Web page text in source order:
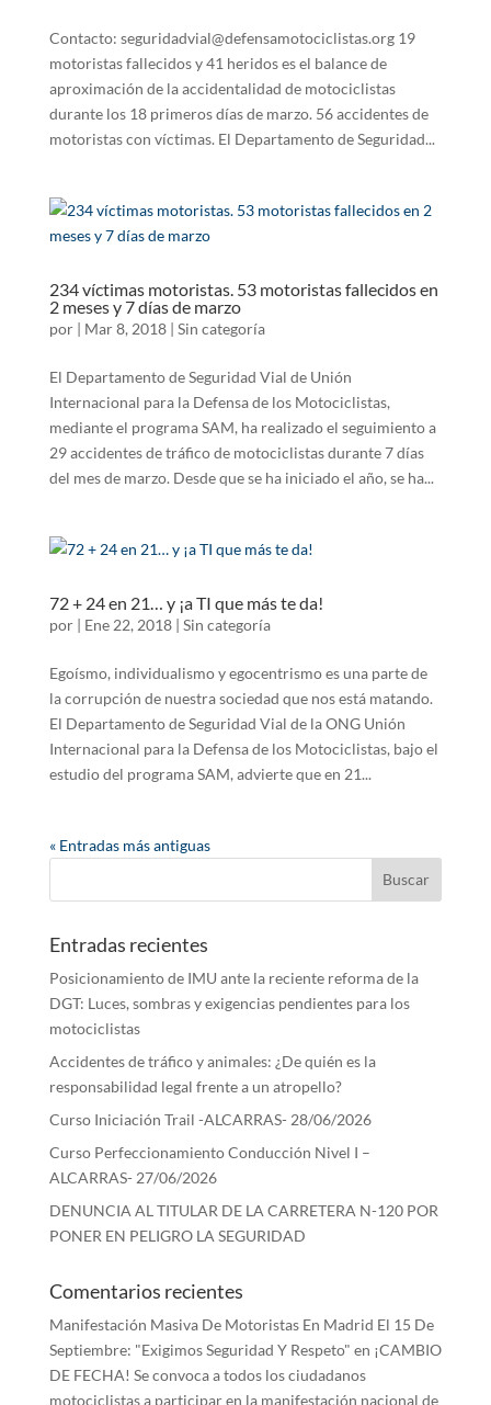
Contacto: seguridadvial@defensamotociclistas.org 19
motoristas fallecidos y 41 heridos es el balance de
aproximación de la accidentalidad de motociclistas
durante los 18 primeros días de marzo. 56 accidentes de
motoristas con víctimas. El Departamento de Seguridad...
234 víctimas motoristas. 53 motoristas fallecidos en
2 meses y 7 días de marzo
por | Mar 8, 2018| Sin categoría
El Departamento de Seguridad Vial de Unión
Internacional para la Defensa de los Motociclistas,
mediante el programa SAM, ha realizado el seguimiento a
29 accidentes de tráfico de motociclistas durante 7 días
del mes de marzo. Desde que se ha iniciado el año, se ha...
72 + 24 en 21… y ¡a TI que más te da!
por | Ene 22, 2018| Sin categoría
Egoísmo, individualismo y egocentrismo es una parte de
la corrupción de nuestra sociedad que nos está matando.
El Departamento de Seguridad Vial de la ONG Unión
Internacional para la Defensa de los Motociclistas, bajo el
estudio del programa SAM, advierte que en 21...
« Entradas más antiguas
Entradas recientes
Posicionamiento de IMU ante la reciente reforma de la
DGT: Luces, sombras y exigencias pendientes para los
motociclistas
Accidentes de tráfico y animales: ¿De quién es la
responsabilidad legal frente a un atropello?
Curso Iniciación Trail -ALCARRAS- 28/06/2026
Curso Perfeccionamiento Conducción Nivel I –
ALCARRAS- 27/06/2026
DENUNCIA AL TITULAR DE LA CARRETERA N-120 POR
PONER EN PELIGRO LA SEGURIDAD
Comentarios recientes
Manifestación Masiva De Motoristas En Madrid El 15 De
Septiembre: "Exigimos Seguridad Y Respeto" en ¡CAMBIO
DE FECHA! Se convoca a todos los ciudadanos
motociclistas a participar en la manifestación nacional de